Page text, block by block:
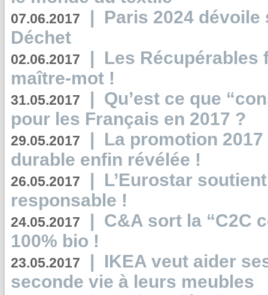
07.06.2017 | Paris 2024
Déchet
02.06.2017 | Les Récupérables
maître-mot !
31.05.2017 | Qu’est ce que
pour les Français en 2017 ?
29.05.2017 | La promotion
durable enfin révélée !
26.05.2017 | L’Eurostar
responsable !
24.05.2017 | C&A sort la “C2C
100% bio !
23.05.2017 | IKEA veut aider
seconde vie à leurs meubles